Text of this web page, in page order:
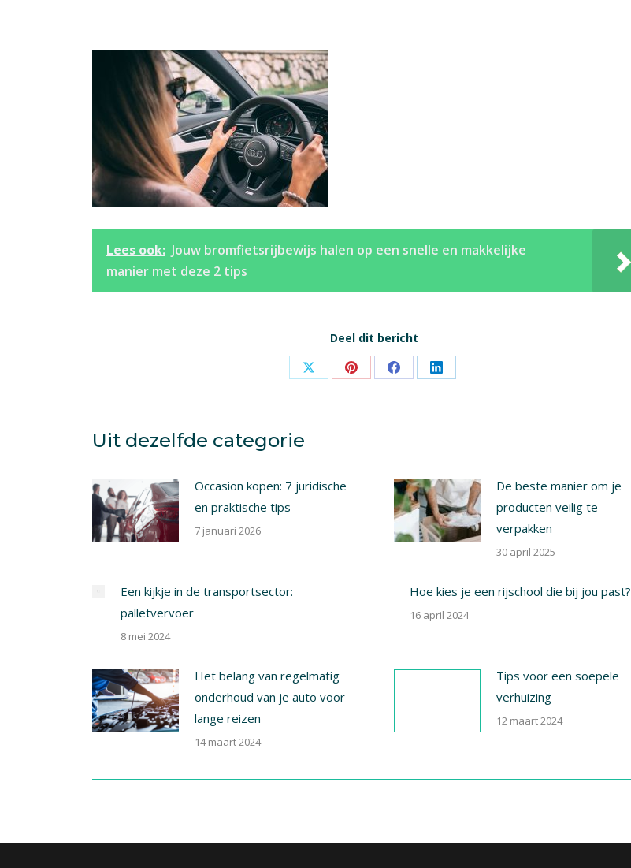
Lees ook: Jouw bromfietsrijbewijs halen op een snelle en makkelijke
manier met deze 2 tips
Deel dit bericht
Share Share Share Share
Uit dezelfde categorie
Occasion kopen: 7 juridische
en praktische tips
7 januari 2026
De beste manier om je
producten veilig te
verpakken
30 april 2025
Een kijkje in de transportsector:
palletvervoer
8 mei 2024
Hoe kies je een rijschool die bij jou past?
16 april 2024
Het belang van regelmatig
onderhoud van je auto voor
lange reizen
14 maart 2024
Tips voor een soepele
verhuizing
12 maart 2024